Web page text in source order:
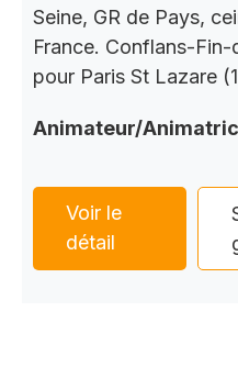
Seine, GR de Pays,
France. Conflans-Fin-
pour Paris St Lazare
Animateur/
Voir le
détail